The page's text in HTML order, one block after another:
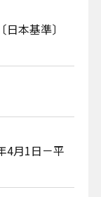
本基準〕
4月1日－平